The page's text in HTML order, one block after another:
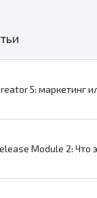
5: маркетинг
Module 2: Что